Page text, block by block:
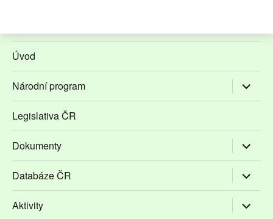
Úvod
Národní program Zobrazit
položky
Legislativa ČR
Dokumenty Zobrazit
položky
Databáze ČR
Zobrazit
položky
Aktivity
Zobrazit